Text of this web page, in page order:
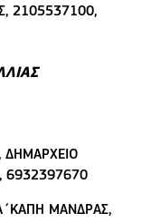
2105537100,
ΔΗΜΑΡΧΕΙΟ
6932397670
ΜΑΝΔΡΑΣ,